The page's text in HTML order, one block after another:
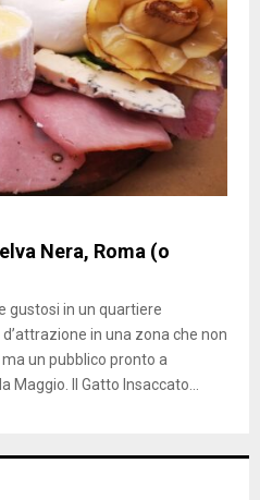
Nera, Roma (o
gustosi in un quartiere
in una zona che non
un pubblico pronto a
Maggio. Il Gatto Insaccato...